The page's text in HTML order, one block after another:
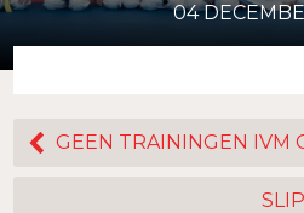
04
GEEN TRAININGEN IVM